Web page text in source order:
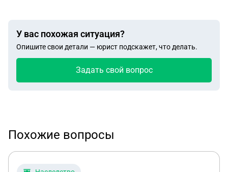
У вас похожая ситуация?
Опишите свои детали — юрист подскажет, что делать.
Задать свой вопрос
Похожие вопросы